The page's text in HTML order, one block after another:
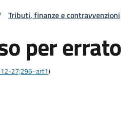
pane
Tributi, finanze e contravvenzioni
per
27;296~art1)